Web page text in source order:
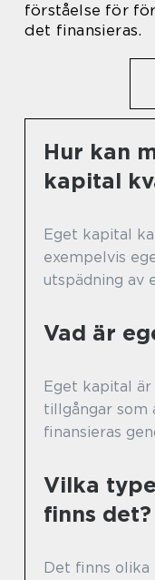
förståelse för
det finansieras.
Hur kan
kapital
Eget kapital
exempelvis
utspädning av
Vad är
Eget kapital
tillgångar som
finansieras
Vilka
finns det?
Det finns olika